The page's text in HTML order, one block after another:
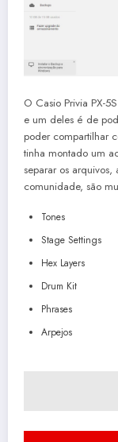
O Casio Privia PX-
e um deles é de
poder compartilhar
tinha montado um
separar os arquivos,
comunidade, são
Tones
Stage Settings
Hex Layers
Drum Kit
Phrases
Arpejos